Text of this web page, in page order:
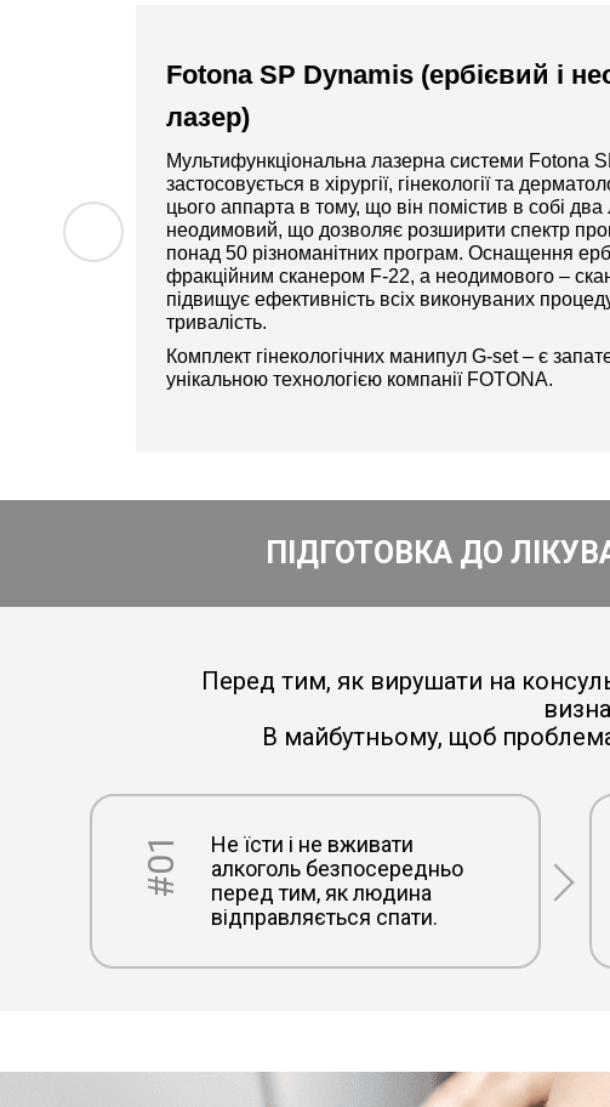
Fotona SP Dynamis (ербієвий і
лазер)
Мультифункціональна лазерна системи Fotona
застосовується в хірургії, гінекології та
цього аппарта в тому, що він помістив в собі два
неодимовий, що дозволяє розширити спектр
понад 50 різноманітних програм. Оснащення
фракційним сканером F-22, а неодимового –
підвищує ефективність всіх виконуваних
тривалість.
Комплект гінекологічних манипул G-set – є
унікальною технологією компанії FOTONA.
ПІДГОТОВКА ДО
Перед тим, як вирушати на
В майбутньому, щоб
#01
Не їсти і не вживати
алкоголь безпосередньо
перед тим, як людина
відправляється спати.